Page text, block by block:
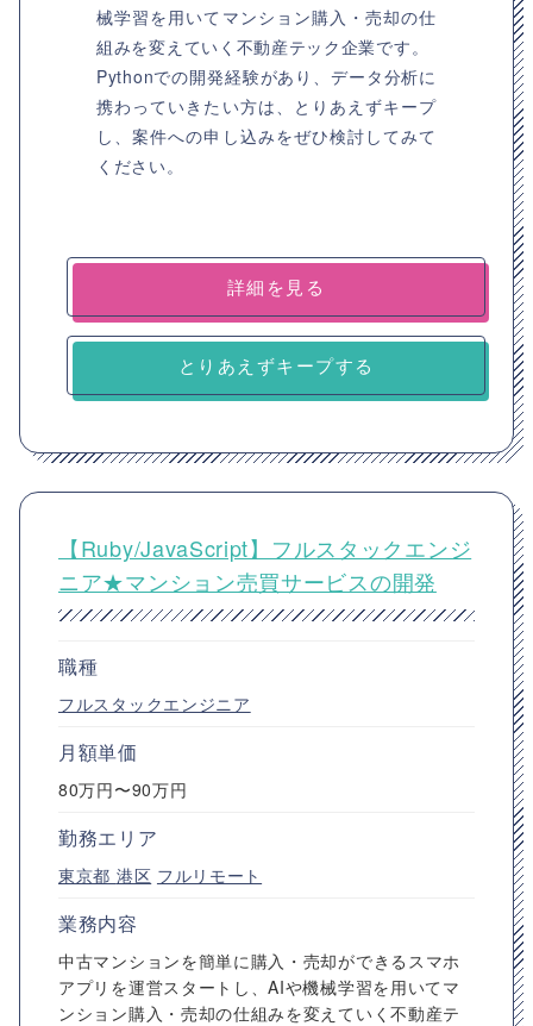
械学習を用いてマンション購入・売却の仕
組みを変えていく不動産テック企業です。
Pythonでの開発経験があり、データ分析に
携わっていきたい方は、とりあえずキープ
し、案件への申し込みをぜひ検討してみて
ください。
詳細を見る
とりあえずキープする
【Ruby/JavaScript】フルスタックエンジ
ニア★マンション売買サービスの開発
職種
フルスタックエンジニア
月額単価
80万円〜90万円
勤務エリア
東京都 港区 フルリモート
業務内容
中古マンションを簡単に購入・売却ができるスマホ
アプリを運営スタートし、AIや機械学習を用いてマ
ンション購入・売却の仕組みを変えていく不動産テ